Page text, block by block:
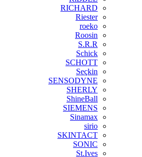
RICHARD
Riester
roeko
Roosin
S.R.R
Schick
SCHOTT
Seçkin
SENSODYNE
SHERLY
ShineBall
SIEMENS
Sinamax
sirio
SKINTACT
SONIC
St.Ives